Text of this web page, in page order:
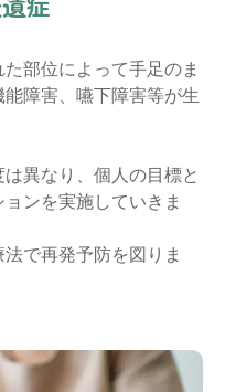
部位によって手足のま
障害、嚥下障害等が生
異なり、個人の目標と
ンを実施していきま
で再発予防を図りま